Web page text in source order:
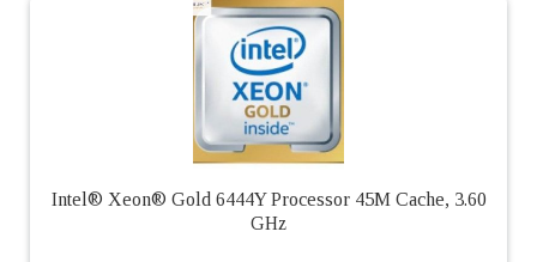
Intel® Xeon® Gold 6444Y Processor 45M Cache, 3.60
GHz